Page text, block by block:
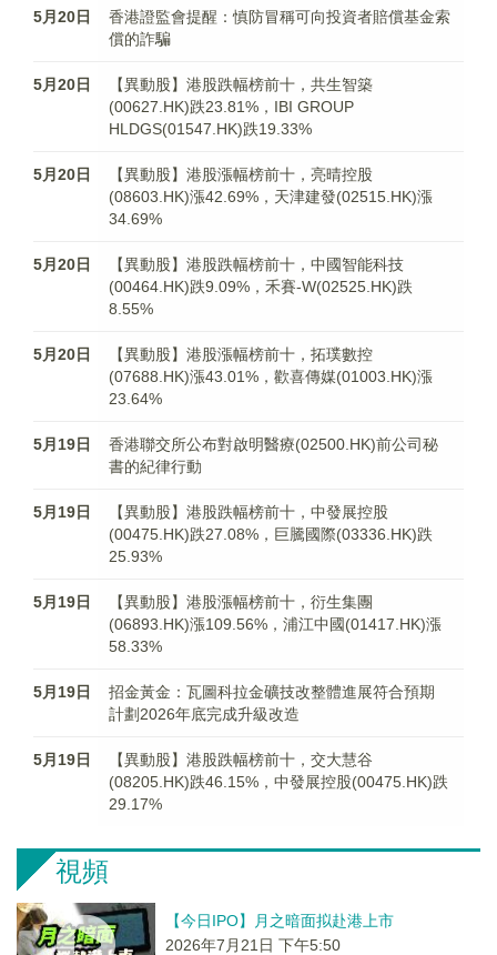
5月20日
香港證監會提醒：慎防冒稱可向投資者賠償基金索
償的詐騙
5月20日
【異動股】港股跌幅榜前十，共生智築
(00627.HK)跌23.81%，IBI GROUP
HLDGS(01547.HK)跌19.33%
5月20日
【異動股】港股漲幅榜前十，亮晴控股
(08603.HK)漲42.69%，天津建發(02515.HK)漲
34.69%
5月20日
【異動股】港股跌幅榜前十，中國智能科技
(00464.HK)跌9.09%，禾賽-W(02525.HK)跌
8.55%
5月20日
【異動股】港股漲幅榜前十，拓璞數控
(07688.HK)漲43.01%，歡喜傳媒(01003.HK)漲
23.64%
5月19日
香港聯交所公布對啟明醫療(02500.HK)前公司秘
書的紀律行動
5月19日
【異動股】港股跌幅榜前十，中發展控股
(00475.HK)跌27.08%，巨騰國際(03336.HK)跌
25.93%
5月19日
【異動股】港股漲幅榜前十，衍生集團
(06893.HK)漲109.56%，浦江中國(01417.HK)漲
58.33%
5月19日
招金黃金：瓦圖科拉金礦技改整體進展符合預期
計劃2026年底完成升級改造
5月19日
【異動股】港股跌幅榜前十，交大慧谷
(08205.HK)跌46.15%，中發展控股(00475.HK)跌
29.17%
視頻
【今日IPO】月之暗面拟赴港上市
2026年7月21日 下午5:50